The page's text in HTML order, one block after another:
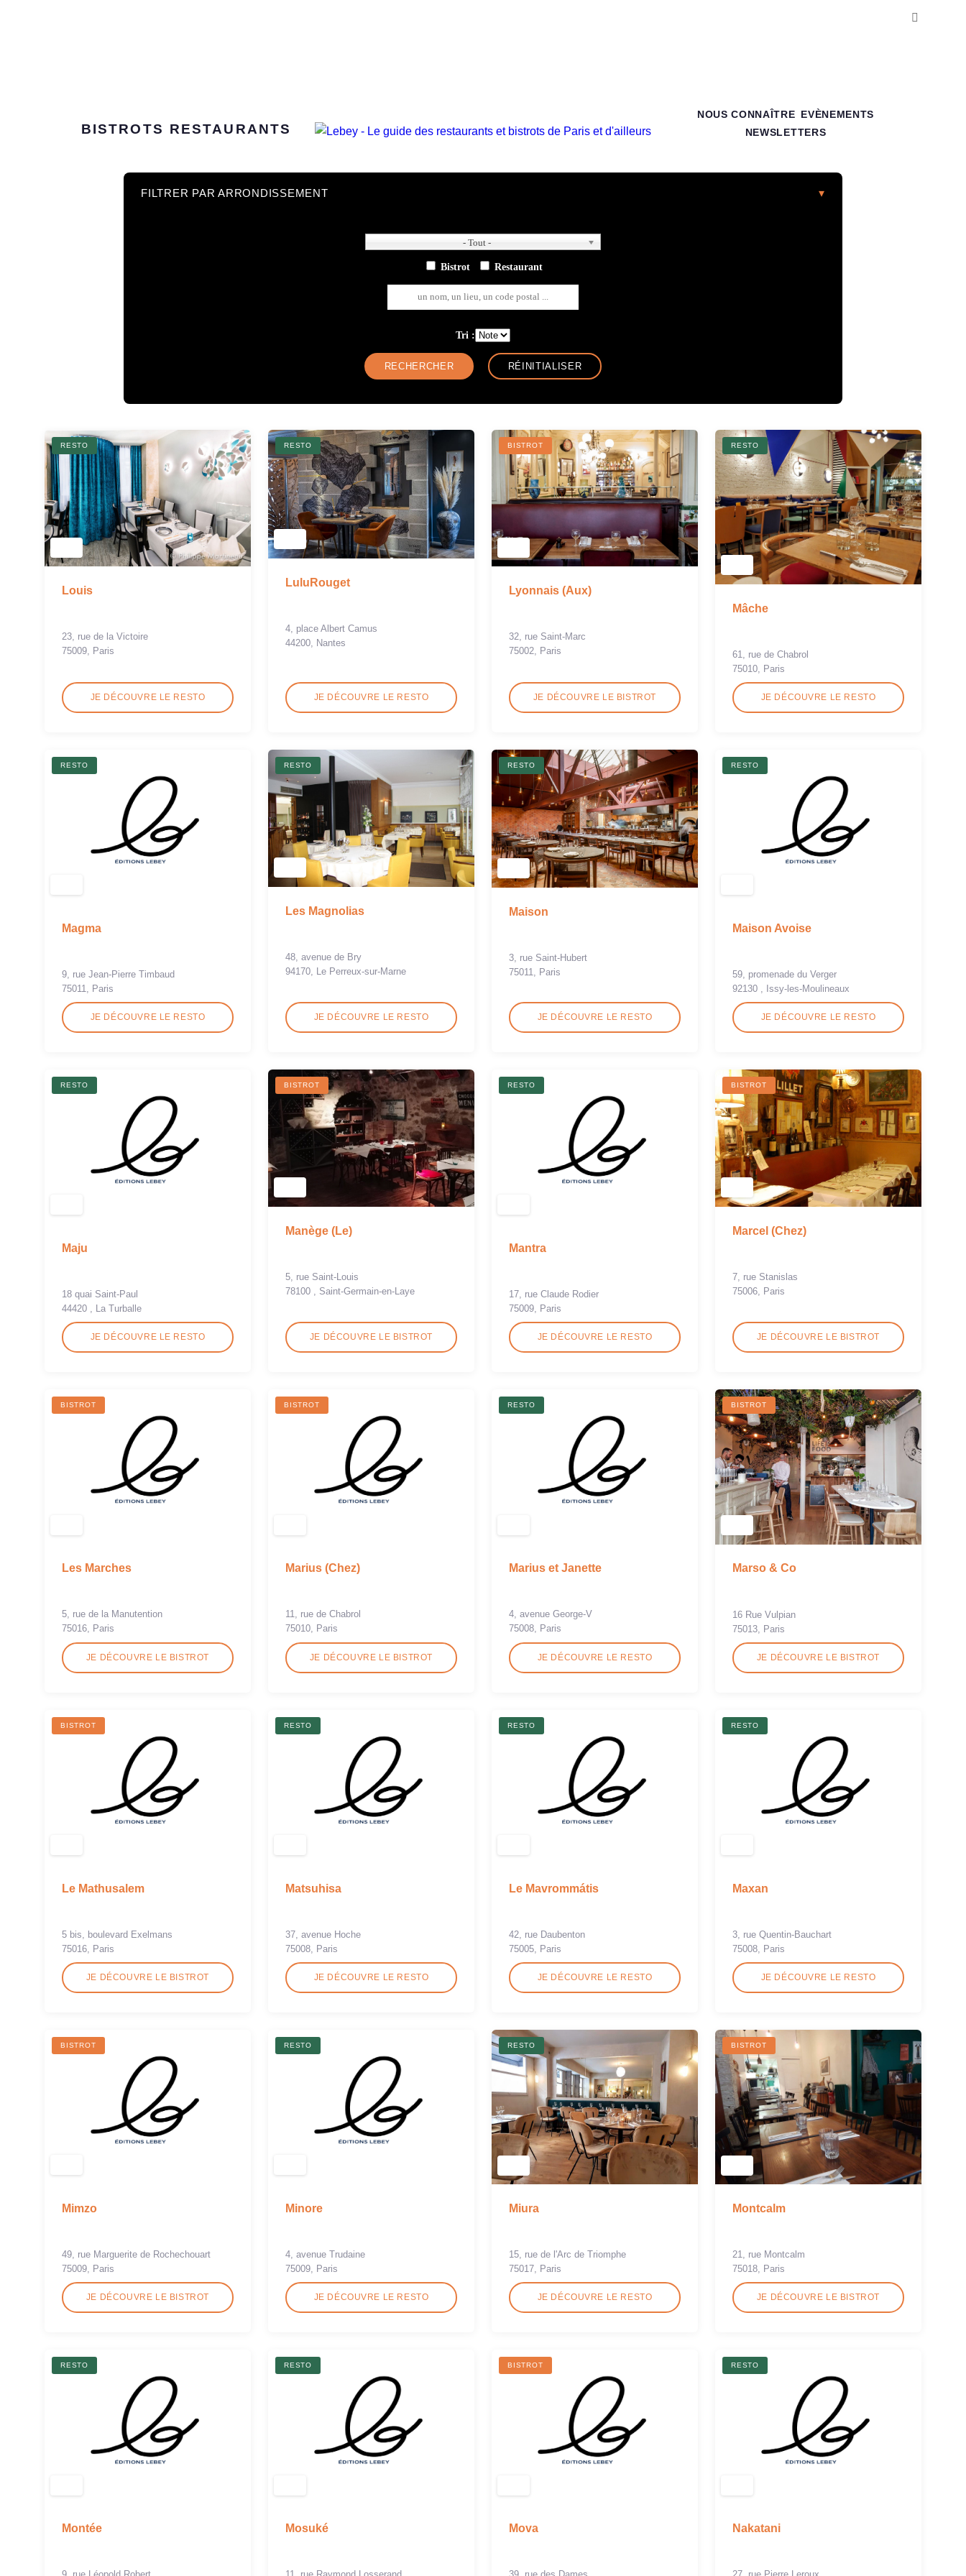
BISTROTS RESTAURANTS
NOUS CONNAÎTRE
EVÈNEMENTS
NEWSLETTERS
FILTRER PAR ARRONDISSEMENT
- Tout -
- Tout -
Bistrot Restaurant
un nom, un lieu, un code postal ...
Tri :
RESTO
Louis
23, rue de la Victoire
75009, Paris
JE DÉCOUVRE LE RESTO
RESTO
LuluRouget
4, place Albert Camus
44200, Nantes
JE DÉCOUVRE LE RESTO
BISTROT
Lyonnais (Aux)
32, rue Saint-Marc
75002, Paris
JE DÉCOUVRE LE BISTROT
RESTO
Mâche
61, rue de Chabrol
75010, Paris
JE DÉCOUVRE LE RESTO
RESTO
Magma
9, rue Jean-Pierre Timbaud
75011, Paris
JE DÉCOUVRE LE RESTO
RESTO
Les Magnolias
48, avenue de Bry
94170, Le Perreux-sur-Marne
JE DÉCOUVRE LE RESTO
RESTO
Maison
3, rue Saint-Hubert
75011, Paris
JE DÉCOUVRE LE RESTO
RESTO
Maison Avoise
59, promenade du Verger
92130 , Issy-les-Moulineaux
JE DÉCOUVRE LE RESTO
RESTO
Maju
18 quai Saint-Paul
44420 , La Turballe
JE DÉCOUVRE LE RESTO
BISTROT
Manège (Le)
5, rue Saint-Louis
78100 , Saint-Germain-en-Laye
JE DÉCOUVRE LE BISTROT
RESTO
Mantra
17, rue Claude Rodier
75009, Paris
JE DÉCOUVRE LE RESTO
BISTROT
Marcel (Chez)
7, rue Stanislas
75006, Paris
JE DÉCOUVRE LE BISTROT
BISTROT
Les Marches
5, rue de la Manutention
75016, Paris
JE DÉCOUVRE LE BISTROT
BISTROT
Marius (Chez)
11, rue de Chabrol
75010, Paris
JE DÉCOUVRE LE BISTROT
RESTO
Marius et Janette
4, avenue George-V
75008, Paris
JE DÉCOUVRE LE RESTO
BISTROT
Marso & Co
16 Rue Vulpian
75013, Paris
JE DÉCOUVRE LE BISTROT
BISTROT
Le Mathusalem
5 bis, boulevard Exelmans
75016, Paris
JE DÉCOUVRE LE BISTROT
RESTO
Matsuhisa
37, avenue Hoche
75008, Paris
JE DÉCOUVRE LE RESTO
RESTO
Le Mavrommátis
42, rue Daubenton
75005, Paris
JE DÉCOUVRE LE RESTO
RESTO
Maxan
3, rue Quentin-Bauchart
75008, Paris
JE DÉCOUVRE LE RESTO
BISTROT
Mimzo
49, rue Marguerite de Rochechouart
75009, Paris
JE DÉCOUVRE LE BISTROT
RESTO
Minore
4, avenue Trudaine
75009, Paris
JE DÉCOUVRE LE RESTO
RESTO
Miura
15, rue de l'Arc de Triomphe
75017, Paris
JE DÉCOUVRE LE RESTO
BISTROT
Montcalm
21, rue Montcalm
75018, Paris
JE DÉCOUVRE LE BISTROT
RESTO
Montée
RESTO
Mosuké
BISTROT
Mova
RESTO
Nakatani